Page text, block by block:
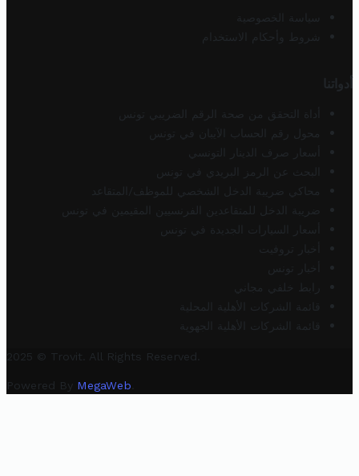
سياسة الخصوصية
شروط وأحكام الاستخدام
أدواتنا
أداة التحقق من صحة الرقم الضريبي تونس
محول رقم الحساب الآيبان في تونس
أسعار صرف الدينار التونسي
البحث عن الرمز البريدي في تونس
محاكي ضريبة الدخل الشخصي للموظف/المتقاعد
ضريبة الدخل للمتقاعدين الفرنسيين المقيمين في تونس
أسعار السيارات الجديدة في تونس
أخبار تروفيت
أخبار تونس
رابط خلفي مجاني
قائمة الشركات الأهلية المحلية
قائمة الشركات الأهلية الجهوية
2025 © Trovit. All Rights Reserved.
Powered By MegaWeb